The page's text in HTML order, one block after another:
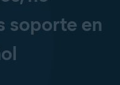
soporte en